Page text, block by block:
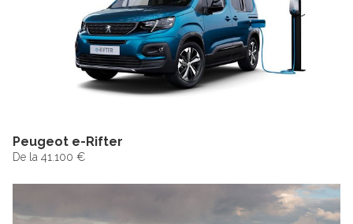
Peugeot e-Rifter
De la 41.100 €